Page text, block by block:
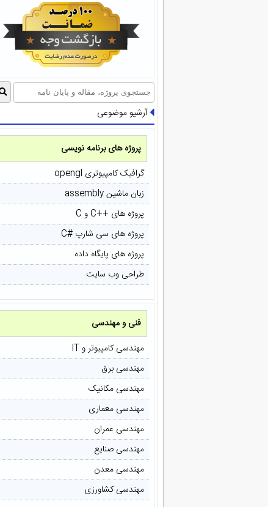
آرشیو موضوعی
پروژه های برنامه نویسی
گرافیک کامپیوتری opengl
زبان ماشین assembly
پروژه های ++C و C
پروژه های سی شارپ #C
پروژه های پایگاه داده
طراحی وب سایت
فنی و مهندسی
مهندسی کامپیوتر و IT
مهندسی برق
مهندسی مکانیک
مهندسی معماری
مهندسی عمران
مهندسی صنایع
مهندسی معدن
مهندسی کشاورزی